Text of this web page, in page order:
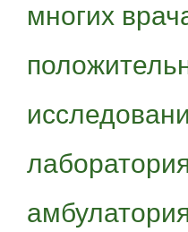
многих